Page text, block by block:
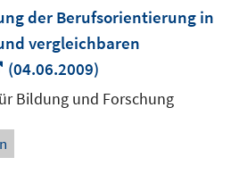
der Berufsorientierung in
vergleichbaren
In
neuem
Fenster
öffnen
(04.06.2009)
Bildung und Forschung